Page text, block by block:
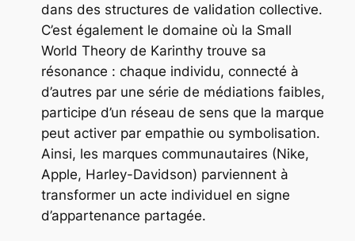
dans des structures de validation collective.
C’est également le domaine où la Small
World Theoryde Karinthy trouve sa
résonance : chaque individu, connecté à
d’autres par une série de médiations faibles,
participe d’un réseau de sens que la marque
peut activer par empathie ou symbolisation.
Ainsi, les marques communautaires (Nike,
Apple, Harley-Davidson) parviennent à
transformer un acte individuel en signe
d’appartenance partagée.